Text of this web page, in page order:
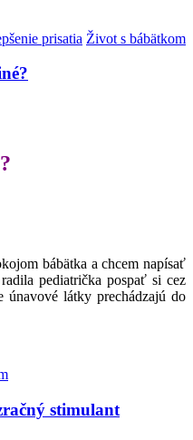
prisatia Život s bábätkom
bábätka a chcem napísať
pediatrička pospať si cez
únavové látky prechádzajú do
stimulant